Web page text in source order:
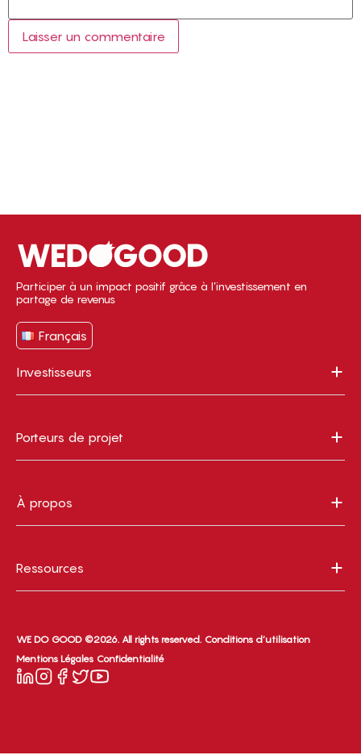
Participer à un impact positif grâce à l’investissement en
partage de revenus
Français
Investisseurs
Porteurs de projet
À propos
Ressources
WE DO GOOD ©2026. All rights reserved. Conditions d’utilisation
Mentions Légales Confidentialité